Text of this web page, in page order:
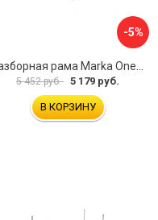
-5%
5 452 руб. 5 179 руб.
В КОРЗИНУ